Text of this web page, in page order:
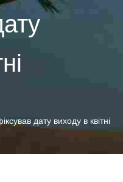
дату виходу в квітні